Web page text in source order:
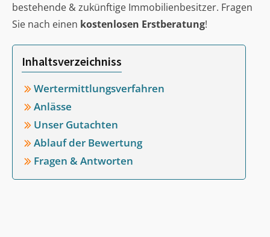
bestehende & zukünftige Immobilienbesitzer. Fragen
Sie nach einen kostenlosen Erstberatung!
Inhaltsverzeichniss
Wertermittlungsverfahren
Anlässe
Unser Gutachten
Ablauf der Bewertung
Fragen & Antworten